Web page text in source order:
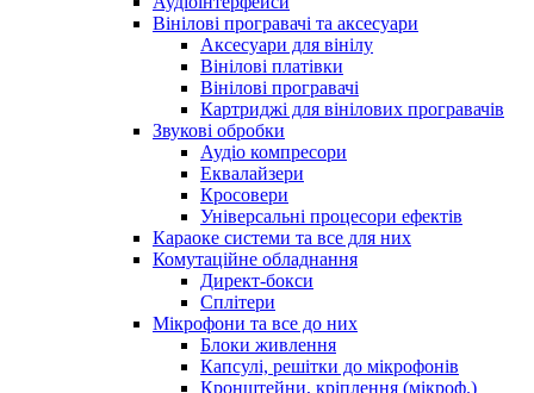
Вінілові програвачі та аксесуари
Аксесуари для вінілу
Вінілові платівки
Вінілові програвачі
Картриджі для вінілових програвачів
Звукові обробки
Аудіо компресори
Еквалайзери
Кросовери
Універсальні процесори ефектів
Караоке системи та все для них
Комутаційне обладнання
Директ-бокси
Сплітери
Мікрофони та все до них
Блоки живлення
Капсулі, решітки до мікрофонів
Кронштейни, кріплення (мікроф.)